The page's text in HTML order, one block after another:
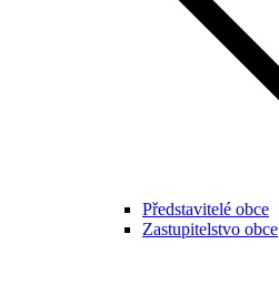
Představitelé obce
Zastupitelstvo obce